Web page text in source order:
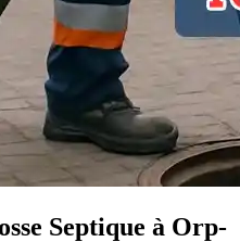
Septique à Orp-